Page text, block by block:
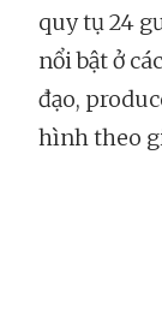
quy tụ 24
nổi bật ở
đạo,
hình theo